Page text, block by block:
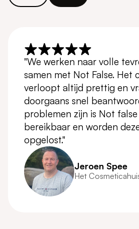
"We werken naar volle
samen met Not False. Het
verloopt altijd prettig en
doorgaans snel
problemen zijn is Not
bereikbaar en worden
opgelost."
Jeroen Spee
Het